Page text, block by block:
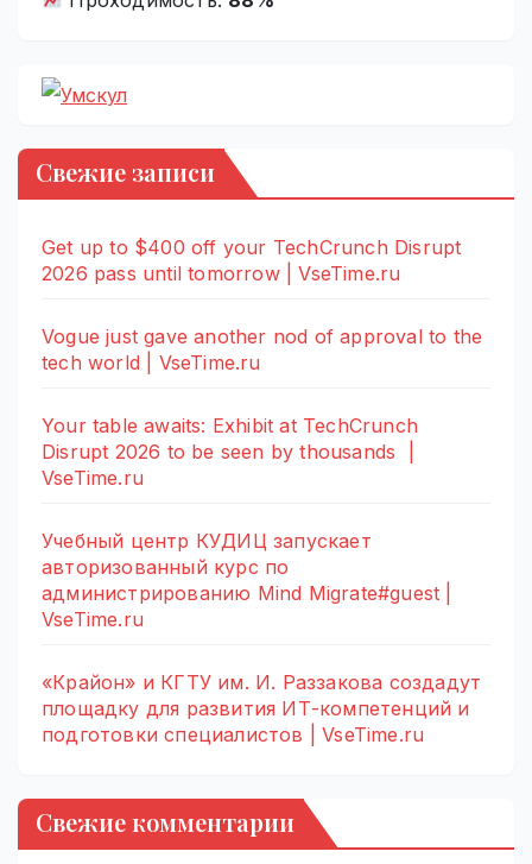
Свежие записи
Get up to $400 off your TechCrunch Disrupt
2026 pass until tomorrow | VseTime.ru
Vogue just gave another nod of approval to the
tech world | VseTime.ru
Your table awaits: Exhibit at TechCrunch
Disrupt 2026 to be seen by thousands |
VseTime.ru
Учебный центр КУДИЦ запускает
авторизованный курс по
администрированию Mind Migrate#guest |
VseTime.ru
«Крайон» и КГТУ им. И. Раззакова создадут
площадку для развития ИТ-компетенций и
подготовки специалистов | VseTime.ru
Свежие комментарии